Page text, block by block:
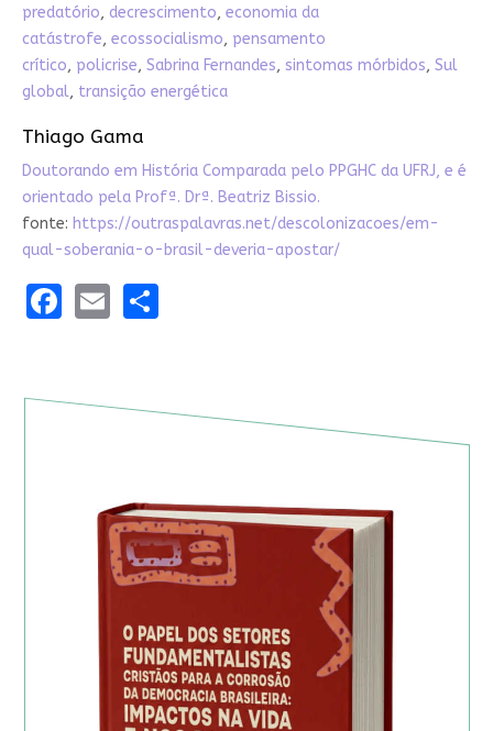
predatório, decrescimento, economia da
catástrofe, ecossocialismo, pensamento
crítico, policrise, Sabrina Fernandes, sintomas mórbidos, Sul
global, transição energética
Thiago Gama
Doutorando em História Comparada pelo PPGHC da UFRJ, e é
orientado pela Profª. Drª. Beatriz Bissio.
fonte: https://outraspalavras.net/descolonizacoes/em-
qual-soberania-o-brasil-deveria-apostar/
Facebook
EmailShare